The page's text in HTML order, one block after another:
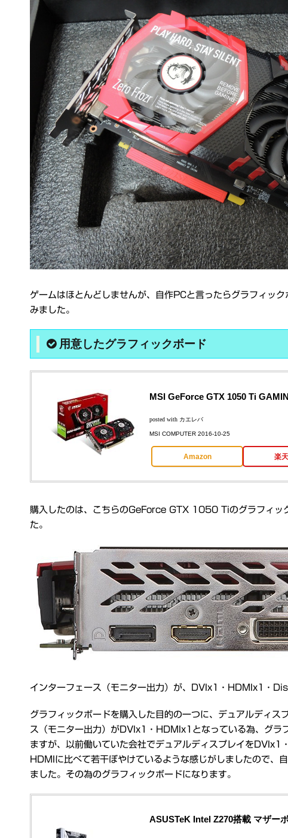
ゲームはほとんどしませんが、自作PCと言ったらグラフィッ
みました。
用意したグラフィックボード
MSI GeForce GTX 1050 Ti
posted with カエレバ
MSI COMPUTER 2016-10-25
Amazon 楽
購入したのは、こちらのGeForce GTX 1050 Tiのグラフィッ
た。
インターフェース（モニター出力）が、DVIx1・HDMIx1・
グラフィックボードを購入した目的の一つに、デュアルディ
ス（モニター出力）がDVIx1・HDMIx1となっている為、グラ
ますが、以前働いていた会社でデュアルディスプレイを
HDMIに比べて若干ぼやけているような感じがしましたので
ました。その為のグラフィックボードになります。
ASUSTeK Intel Z270搭載 マザー